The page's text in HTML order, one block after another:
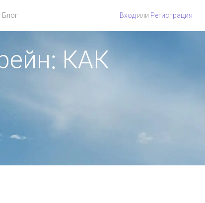
Блог Вход или Регистрация
КАК